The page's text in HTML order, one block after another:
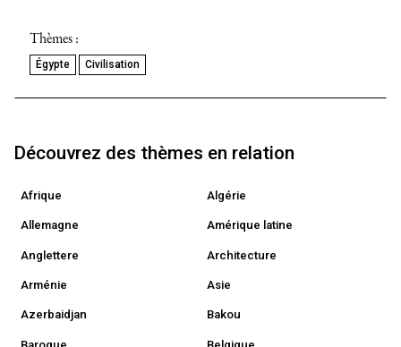
Thèmes :
Égypte Civilisation
Découvrez des thèmes en relation
Afrique Algérie
Allemagne Amérique latine
Anglettere Architecture
Arménie Asie
Azerbaidjan Bakou